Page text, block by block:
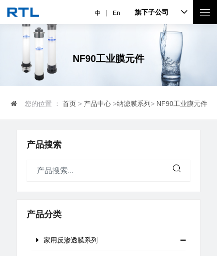
中 En 旗下子公司
NF90工业膜元件
您的位置 ：首页 > 产品中心 >纳滤膜系列> NF90工业膜元件
产品搜索
产品分类
家用反渗透膜系列